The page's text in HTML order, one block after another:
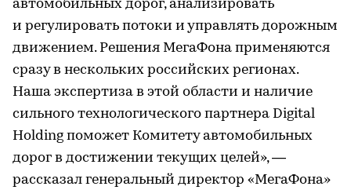
автомобильных дорог, анализировать
и регулировать потоки и управлять дорожным
движением. Решения МегаФона применяются
сразу в нескольких российских регионах.
Наша экспертиза в этой области и наличие
сильного технологического партнера Digital
Holding поможет Комитету автомобильных
дорог в достижении текущих целей», —
рассказал генеральный директор «МегаФона»